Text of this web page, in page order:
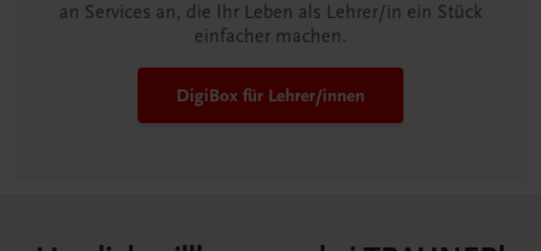
an Services an, die Ihr Leben als Lehrer/in ein Stück
einfacher machen.
DigiBox für Lehrer/innen